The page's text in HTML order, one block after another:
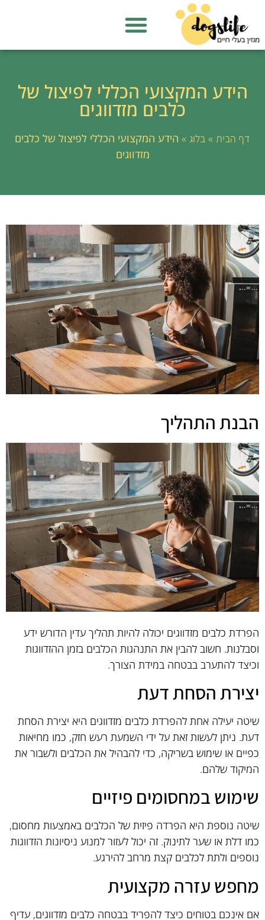
הידע המקצועי הכללי לפיצול של
כלבים מזדווגים
דף הבית » בלוג » הידע המקצועי הכללי לפיצול של כלבים
מזדווגים
הבנת התהליך
הפרדת כלבים מזדווגים יכולה להיות תהליך עדין הדורש ידע
וסבלנות. חשוב להבין את התנהגות הכלבים בזמן ההזדווגות
וכיצד להתערב בבטחה במידת הצורך.
יצירת הסחת דעת
שיטה יעילה אחת להפרדת כלבים מזדווגים היא יצירת הסחת
דעת. ניתן לעשות זאת על ידי השמעת רעש חזק, כמו מחיאות
כפיים או שימוש בשריקה, כדי להבהיל את הכלבים ולשבור את
המיקוד שלהם.
שימוש במחסומים פיזיים
שיטה נוספת היא הפרדה פיזית של הכלבים באמצעות מחסום,
כמו דלת או שער לתינוק. זה יכול לעזור למנוע ניסיונות הזדווגות
נוספים ולתת לכלבים קצת מרחב להירגע.
מחפש עזרה מקצועית
אם אינכם בטוחים כיצד להפריד בבטחה כלבים מזדווגים, עדיף